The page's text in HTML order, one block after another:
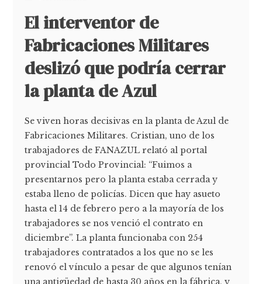
El interventor de
Fabricaciones Militares
deslizó que podría cerrar
la planta de Azul
Se viven horas decisivas en la planta de Azul de
Fabricaciones Militares. Cristian, uno de los
trabajadores de FANAZUL relató al portal
provincial Todo Provincial: “Fuimos a
presentarnos pero la planta estaba cerrada y
estaba lleno de policías. Dicen que hay asueto
hasta el 14 de febrero pero a la mayoría de los
trabajadores se nos venció el contrato en
diciembre”. La planta funcionaba con 254
trabajadores contratados a los que no se les
renovó el vínculo a pesar de que algunos tenían
una antigüedad de hasta 30 años en la fábrica, y